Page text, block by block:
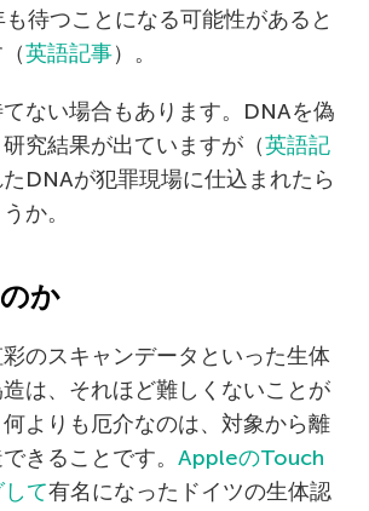
待つことになる可能性があると
英語記事）。
ない場合もあります。DNAを偽
究結果が出ていますが（英語記
DNAが犯罪現場に仕込まれたら
か。
か
のスキャンデータといった生体
は、それほど難しくないことが
よりも厄介なのは、対象から離
きることです。 AppleのTouch
て有名になったドイツの生体認